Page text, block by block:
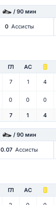
/ 90 мин
0 Ассисты
ГЛ АС
7 1 4
0 0 0
7 1 4
/ 90 мин
0.07 Ассисты
ГЛ АС